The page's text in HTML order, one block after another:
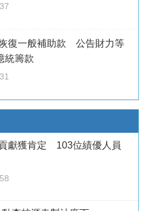
復一般補助款 公告財力等
統籌款
獻獲肯定 103位績優人員